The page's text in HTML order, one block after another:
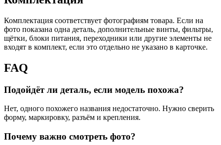
Комплектация соответствует фотографиям товара. Если на
фото показана одна деталь, дополнительные винты, фильтры,
щётки, блоки питания, переходники или другие элементы не
входят в комплект, если это отдельно не указано в карточке.
FAQ
Подойдёт ли деталь, если модель похожа?
Нет, одного похожего названия недостаточно. Нужно сверить
форму, маркировку, разъём и крепления.
Почему важно смотреть фото?